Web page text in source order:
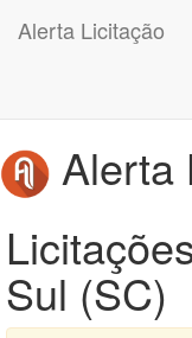
Alerta Licitação
Alerta
Sul (SC)